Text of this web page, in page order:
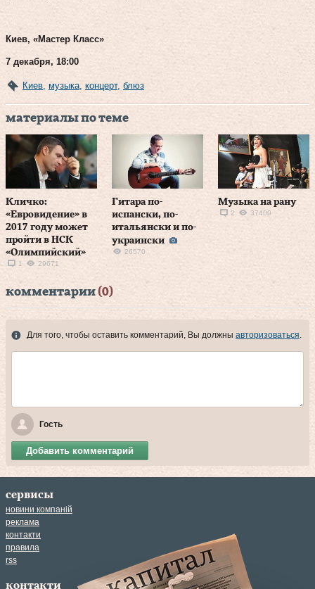
Киев, «Мастер Класс»
7 декабря, 18:00
Киев музыка концерт, блюз
материалы по теме
Кличко:
«Евровидение» в
2017 году может
пройти в НСК
«Олимпийский»
1 29671
Гитара по-
испански, по-
итальянски и по-
украински
26570
Музыка на рану
2 37400
комментарии (0)
Для того, чтобы оставить комментарий, Вы должны авторизоваться.
Гость
Добавить комментарий
сервисы
новини компаній
реклама
контакти
правила
rss
контакти